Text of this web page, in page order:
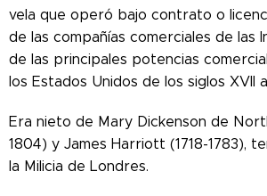
vela que operó bajo contrato o
de las compañías comerciales de las
de las principales potencias
los Estados Unidos de los siglos XVII
Era nieto de Mary Dickenson de
1804) y James Harriott (1718-1783),
la Milicia de Londres.